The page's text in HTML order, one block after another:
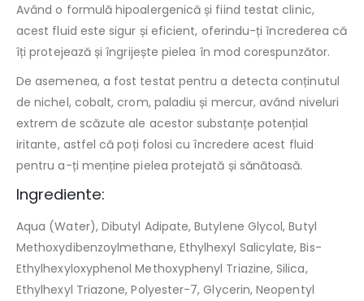
Având o formulă hipoalergenică și fiind testat clinic,
acest fluid este sigur și eficient, oferindu-ți încrederea că
îți protejează și îngrijește pielea în mod corespunzător.
De asemenea, a fost testat pentru a detecta conținutul
de nichel, cobalt, crom, paladiu și mercur, având niveluri
extrem de scăzute ale acestor substanțe potențial
iritante, astfel că poți folosi cu încredere acest fluid
pentru a-ți menține pielea protejată și sănătoasă.
Ingrediente:
Aqua (Water), Dibutyl Adipate, Butylene Glycol, Butyl
Methoxydibenzoylmethane, Ethylhexyl Salicylate, Bis-
Ethylhexyloxyphenol Methoxyphenyl Triazine, Silica,
Ethylhexyl Triazone, Polyester-7, Glycerin, Neopentyl